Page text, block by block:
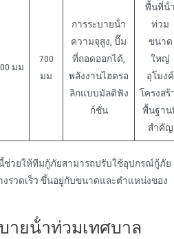
มม
700
มม
การระบายน้ํา
ความจุสูง, ปั๊ม
ที่ถอดออกได้,
พลังงานไฮดรอ
ลิกแบบมัลติฟัง
ก์ชั่น
พื้นที่น้ํ
ท่วม
ขนาด
ใหญ่
อุโมงค์
โครงสร้
พื้นฐาน
สําคัญ
วยให้ทีมกู้ภัยสามารถปรับใช้อุปกรณ์กู้ภัย
งรวดเร็ว ขึ้นอยู่กับขนาดและตําแหน่งของ
ายน้ําท่วมเทศบาล